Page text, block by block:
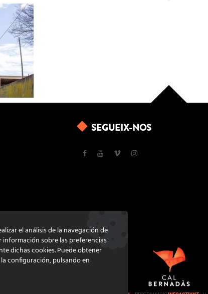
SEGUEIX-NOS
el análisis de la navegación de
sobre las preferencias
dichas cookies. Puede obtener
configuración, pulsando en